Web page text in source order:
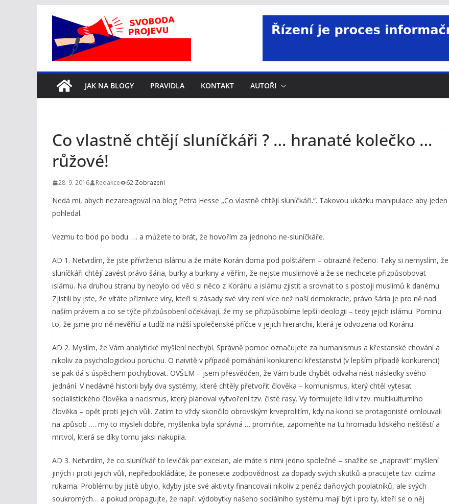
obsah
JAK NA BLOGY PRAVIDLA KONTAKT AUTOŘI
Co vlastně chtějí sluníčkáři ? … hranaté kolečko …
růžové!
28. 9. 2016 Redakce 62 Zobrazení
Nedá mi, abych nezareagoval na blog Petra Hesse „Co vlastně chtějí sluníčkáři.“. Takovou ukázku manipulace aby jeden
pohledal.
Vezmu to bod po bodu …. a můžete to brát, že hovořím za jednoho ne-sluníčkáře.
AD 1. Netvrdím, že jste přívrženci islámu a že máte Korán doma pod polštářem – obrazně řečeno. Taky si nemyslím, že
sluníčkáři chtějí zavést právo šária, burky a burkiny a věřím, že nejste muslimové a že se nechcete přizpůsobovat
islámu. Na druhou stranu by nebylo od věci si něco z Koránu a islámu zjistit a srovnat to s postoji muslimů k danému.
Zjistili by jste, že vítáte příznivce víry, kteří si zásady své víry cení více než naší demokracie, právo šária je pro ně nad
naším právem a co se týče přizbůsobení očekávají, že my se přizpůsobíme lepší ideologii – tedy jejich islámu. Pominu
to, že jsme pro ně nevěřící a tudíž na nižší společenské příčce v jejich hierarchii, která je odvozena od Koránu.
AD 2. Myslím, že Vám analytické myšlení nechybí. Správně pomoc označujete za humanismus a křesťanské chování a
nikoliv za psychologickou poruchu. O naivitě v případě pomáhání konkurenci křesťanství (v lepším případě konkurenci)
se pak dá s úspěchem pochybovat. OVŠEM – jsem přesvědčen, že Vám bude chybět odvaha nést následky svého
jednání. V nedávné historii byly dva systémy, které chtěly přetvořit člověka – komunismus, který chtěl vytesat
socialistického člověka a nacismus, který plánoval vytvoření tzv. čisté rasy. Vy formujete lidi v tzv. multikulturního
člověka – opět proti jejich vůli. Zatím to vždy skončilo obrovským krveprolitím, kdy na konci se protagonisté omlouvali
na způsob …. my to mysleli dobře, myšlenka byla správná … promiňte, zapomeňte na tu hromadu lidského neštěstí a
mrtvol, která se díky tomu jaksi nakupila.
AD 3. Netvrdím, že co sluníčkář to levičák par excelan, ale máte s nimi jedno společné – snažíte se „napravit“ myšlení
jiných i proti jejich vůli, nepředpokládáte, že ponesete zodpovědnost za dopady svých skutků a pracujete tzv. cizíma
rukama. Problému by jistě ubylo, kdyby jste své aktivity financovali nikoliv z peněz daňových poplatníků, ale svých
soukromých… a pokud propagujte, že např. výdobytky našeho sociálního systému mají být i pro ty, kteří se o něj